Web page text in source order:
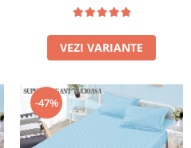
VEZI VARIANTE
-47%